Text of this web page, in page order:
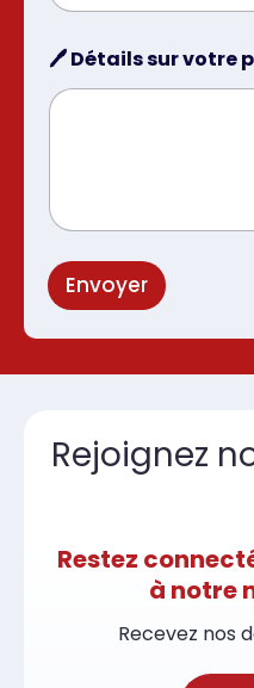
🖊️ Détails sur votre
Envoyer
Rejoignez
Restez
à notre
Recevez nos